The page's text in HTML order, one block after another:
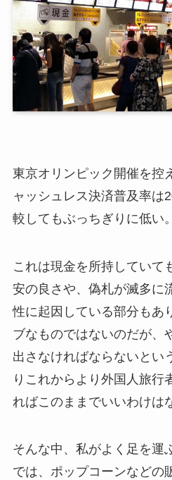
東京オリンピック開催を控
ャッシュレス決済普及率は
較してもぶっちぎりに低い。
これは現金を所持していて
安の良さや、偽札が滅多に
性に起因している部分もあ
ブなものではないのだが、
出さなければならないとい
りこれからより外国人旅行
ればこのままでいいわけは
そんな中、私がよく足を運
では、ポップコーンなどの